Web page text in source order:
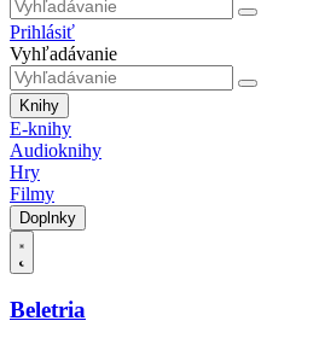
Prihlásiť
Vyhľadávanie
Knihy
E-knihy
Audioknihy
Hry
Filmy
Doplnky
Beletria